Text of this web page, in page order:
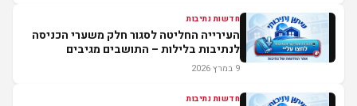
חדשות נתיבות
העירייה החליטה לסגור חלק משערי הכניסה
לנתיבות בלילות – התושבים מגיבים
9 במרץ 2026
חדשות נתיבות